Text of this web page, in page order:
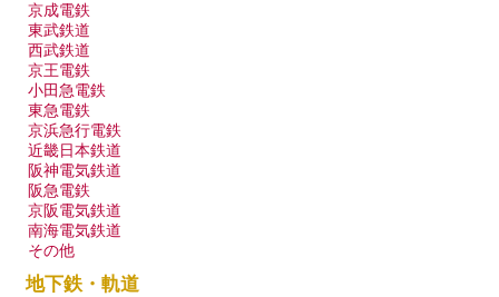
配線略図で辿る首都圏の回送列車
楽天市場
京成電鉄
東武鉄道
西武鉄道
京王電鉄
小田急電鉄
東急電鉄
京浜急行電鉄
近畿日本鉄道
阪神電気鉄道
阪急電鉄
京阪電気鉄道
南海電気鉄道
その他
地下鉄・軌道